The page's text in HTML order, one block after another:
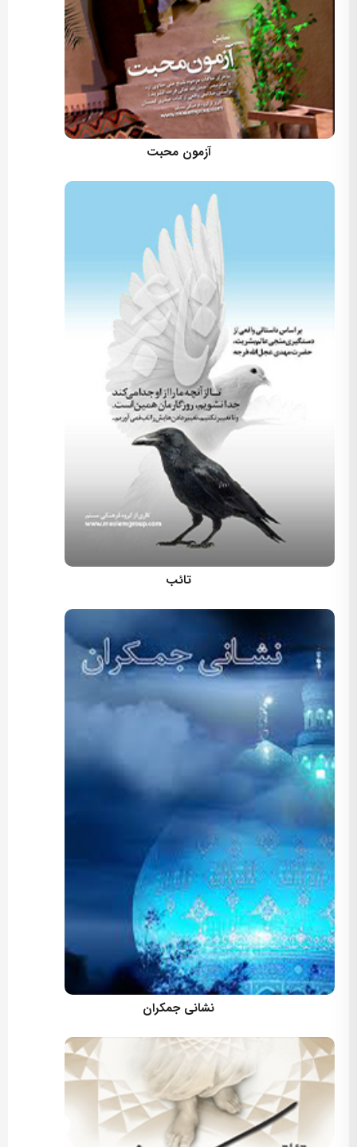
کارگردان: مسعود اسماعیلی
آزمون محبت
تائب
کارگردان: مسعود اسماعیلی
نشانی جمکران